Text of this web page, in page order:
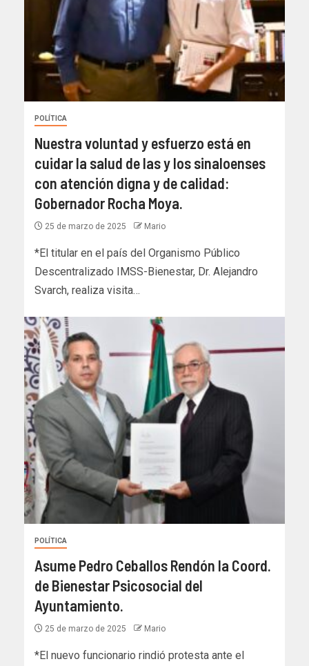
POLÍTICA
Nuestra voluntad y esfuerzo está en
cuidar la salud de las y los sinaloenses
con atención digna y de calidad:
Gobernador Rocha Moya.
25 de marzo de 2025 Mario
*El titular en el país del Organismo Público
Descentralizado IMSS-Bienestar, Dr. Alejandro
Svarch, realiza visita…
POLÍTICA
Asume Pedro Ceballos Rendón la Coord.
de Bienestar Psicosocial del
Ayuntamiento.
25 de marzo de 2025 Mario
*El nuevo funcionario rindió protesta ante el